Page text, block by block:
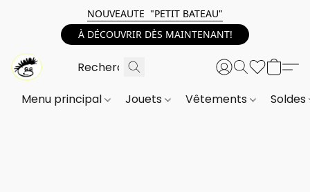
NOUVEAUTE "PETIT BATEAU"
À DÉCOUVRIR DÈS MAINTENANT!
Menu principal Jouets Vêtements Soldes